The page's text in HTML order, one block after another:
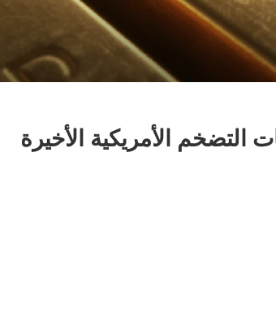
الأمريكية الأخيرة